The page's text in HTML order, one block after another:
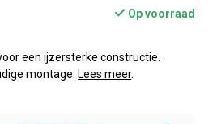
Op voorraad
een ijzersterke constructie.
montage. Lees meer.